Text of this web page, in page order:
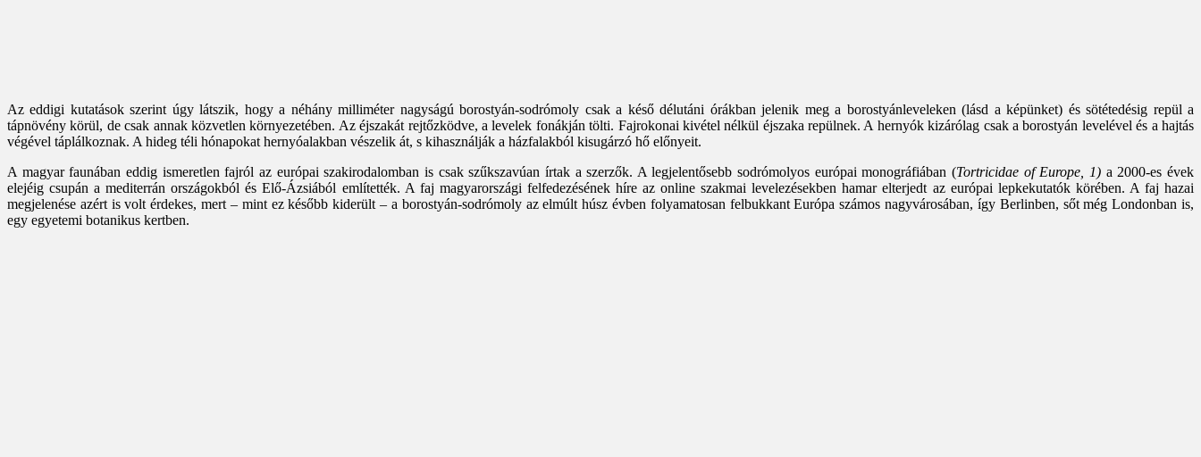
Az eddigi kutatások szerint úgy látszik, hogy a néhány milliméter nagyságú borostyán-sodrómoly csak a késő délutáni órákban jelenik meg a borostyánleveleken (lásd a képünket) és sötétedésig repül a
tápnövény körül, de csak annak közvetlen környezetében. Az éjszakát rejtőzködve, a levelek fonákján tölti. Fajrokonai kivétel nélkül éjszaka repülnek. A hernyók kizárólag csak a borostyán levelével és a hajtás
végével táplálkoznak. A hideg téli hónapokat hernyóalakban vészelik át, s kihasználják a házfalakból kisugárzó hő előnyeit.
A magyar faunában eddig ismeretlen fajról az európai szakirodalomban is csak szűkszavúan írtak a szerzők. A legjelentősebb sodrómolyos európai monográfiában (Tortricidae of Europe, 1) a 2000-es évek
elejéig csupán a mediterrán országokból és Elő-Ázsiából említették. A faj magyarországi felfedezésének híre az online szakmai levelezésekben hamar elterjedt az európai lepkekutatók körében. A faj hazai
megjelenése azért is volt érdekes, mert – mint ez később kiderült – a borostyán-sodrómoly az elmúlt húsz évben folyamatosan felbukkant Európa számos nagyvárosában, így Berlinben, sőt még Londonban is,
egy egyetemi botanikus kertben.